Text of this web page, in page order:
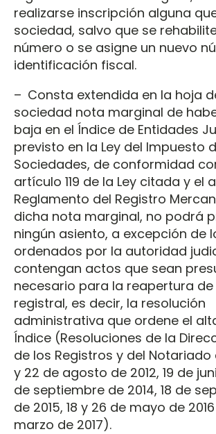
realizarse inscripción alguna
sociedad, salvo que se
número o se asigne un nuevo
identificación fiscal.
– Consta extendida en la hoja
sociedad nota marginal de
baja en el Índice de Entidades
previsto en la Ley del Impuesto
Sociedades, de conformidad
artículo 119 de la Ley citada y el
Reglamento del Registro
dicha nota marginal, no podrá
ningún asiento, a excepción de
ordenados por la autoridad
contengan actos que sean
necesario para la reapertura de
registral, es decir, la resolución
administrativa que ordene el
Índice (Resoluciones de la
de los Registros y del Notariado
y 22 de agosto de 2012, 19 de
de septiembre de 2014, 18 de
de 2015, 18 y 26 de mayo de
marzo de 2017).